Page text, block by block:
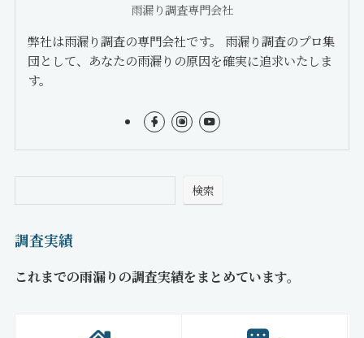
雨漏り調査専門会社
弊社は雨漏り調査の専門会社です。 雨漏り調査のプロ集
団として、あなたの雨漏りの原因を確実に追求いたしま
す。
検索
調査実績
これまでの雨漏りの調査実績をまとめています。